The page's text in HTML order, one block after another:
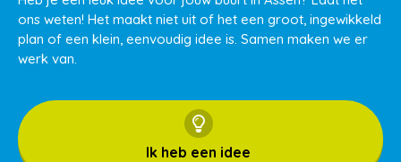
ons weten! Het maakt niet uit of het een groot, ingewikkeld
plan of een klein, eenvoudig idee is. Samen maken we er
werk van.
Ik heb een idee